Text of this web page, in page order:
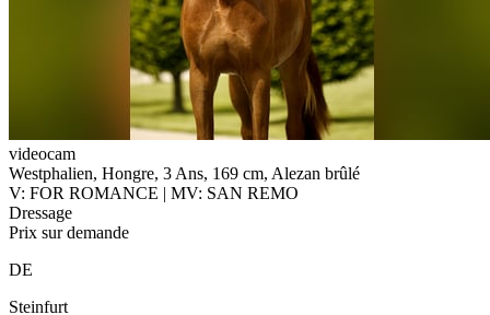
videocam
Westphalien, Hongre, 3 Ans, 169 cm, Alezan brûlé
V: FOR ROMANCE | MV: SAN REMO
Dressage
Prix sur demande
DE
Steinfurt